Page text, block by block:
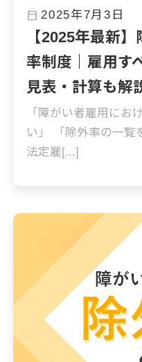
calendar_today 2025年7月3日
【2025年最新
率制度｜雇用す
見表・計算も解
「障がい者雇用にお
い」 「除外率の一覧
法定雇[...]